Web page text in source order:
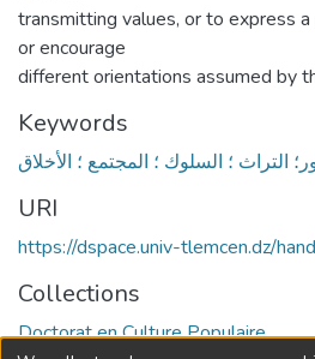
transmitting values, or to express
or encourage
different orientations assumed by
Keywords
التراث ؛ السلوك ؛ المجتمع ؛ الأخلاق
URI
https://dspace.univ-tlemcen.dz/
Collections
Doctorat en Culture Populaire